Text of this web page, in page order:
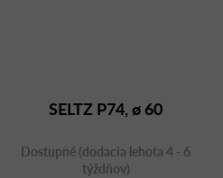
SELTZ P74, ø 60
Dostupné (dodacia lehota 4 - 6
týždňov)